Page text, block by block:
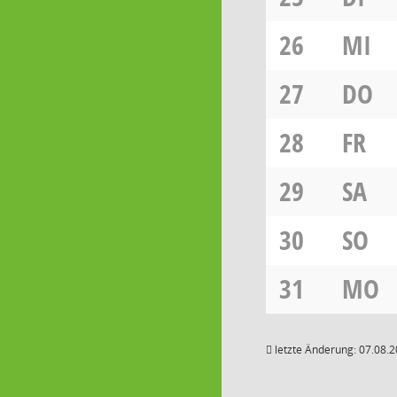
26
MI
27
DO
28
FR
29
SA
30
SO
31
MO
letzte Änderung: